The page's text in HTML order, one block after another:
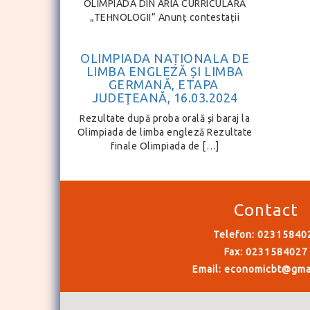
OLIMPIADA DIN ARIA CURRICULARĂ
„TEHNOLOGII” Anunț contestații
OLIMPIADA NAȚIONALA DE
LIMBA ENGLEZĂ ȘI LIMBA
GERMANĂ, ETAPA
JUDEŢEANĂ, 16.03.2024
Rezultate după proba orală și baraj la
Olimpiada de limba engleză Rezultate
finale Olimpiada de […]
Contact
Telefon:
Fax: 0231584027
Email: